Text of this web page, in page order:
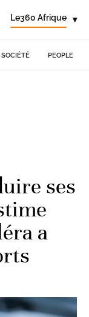
Le360 Afrique ▾
SOCIÉTÉ PEOPLE
ses
a